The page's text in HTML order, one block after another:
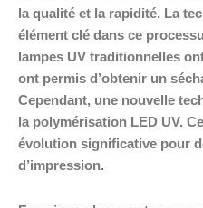
la qualité et la rapidité. La
élément clé dans ce
lampes UV traditionnelles
ont permis d’obtenir un
Cependant, une nouvelle
la polymérisation LED UV.
évolution significative pour
d’impression.